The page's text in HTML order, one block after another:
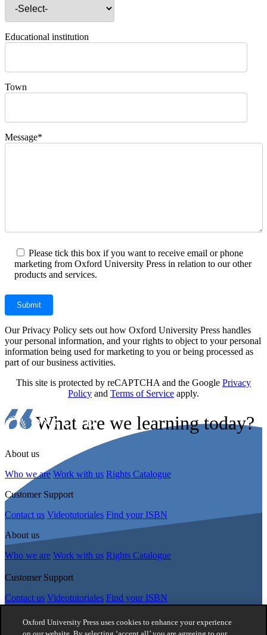
Educational institution
Town
Message*
Please tick this box if you want to receive email or phone
marketing from Oxford University Press in relation to our other
products and services.
Our Privacy Policy sets out how Oxford University Press handles
your personal information, and your rights to object to your personal
information being used for marketing to you or being processed as
part of our business activities.
This site is protected by reCAPTCHA and the Google Privacy
Policy and Terms of Service apply.
What are we learning today?
About us
Who we are Work with us Rights Catalogue
Customer Support
Contact us Videotutoriales Find your ISBN
About us
Who we are Work with us Rights Catalogue
Customer Support
Contact us Videotutoriales Find your ISBN
Follow Us
Oxford University Press uses cookies to enhance your experience